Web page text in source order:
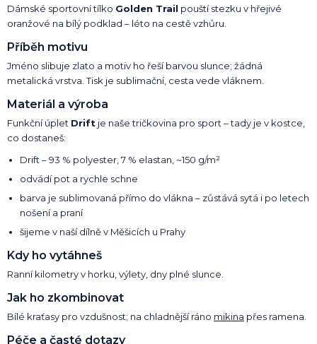
Dámské sportovní tílko Golden Trail pouští stezku v hřejivé
oranžové na bílý podklad – léto na cestě vzhůru.
Příběh motivu
Jméno slibuje zlato a motiv ho řeší barvou slunce; žádná
metalická vrstva. Tisk je sublimační, cesta vede vláknem.
Materiál a výroba
Funkční úplet Drift je naše tričkovina pro sport – tady je v kostce,
co dostaneš:
Drift – 93 % polyester, 7 % elastan, ~150 g/m²
odvádí pot a rychle schne
barva je sublimovaná přímo do vlákna – zůstává sytá i po letech
nošení a praní
šijeme v naší dílně v Měšicích u Prahy
Kdy ho vytáhneš
Ranní kilometry v horku, výlety, dny plné slunce.
Jak ho zkombinovat
Bílé kraťasy pro vzdušnost; na chladnější ráno mikina přes ramena.
Péče a časté dotazy